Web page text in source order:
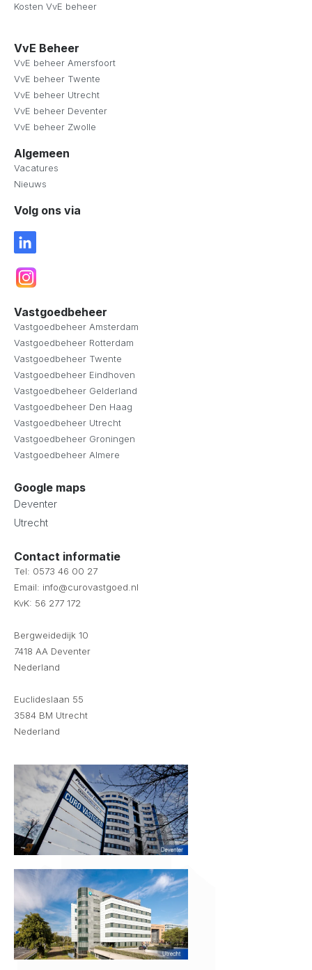
Kosten VvE beheer
VvE Beheer
VvE beheer Amersfoort
VvE beheer Twente
VvE beheer Utrecht
VvE beheer Deventer
VvE beheer Zwolle
Algemeen
Vacatures
Nieuws
Volg ons via
Vastgoedbeheer
Vastgoedbeheer Amsterdam
Vastgoedbeheer Rotterdam
Vastgoedbeheer Twente
Vastgoedbeheer Eindhoven
Vastgoedbeheer Gelderland
Vastgoedbeheer Den Haag
Vastgoedbeheer Utrecht
Vastgoedbeheer Groningen
Vastgoedbeheer Almere
Google maps
Deventer
Utrecht
Contact informatie
Tel: 0573 46 00 27
Email: info@curovastgoed.nl
KvK: 56 277 172
Bergweidedijk 10
7418 AA Deventer
Nederland
Euclideslaan 55
3584 BM Utrecht
Nederland